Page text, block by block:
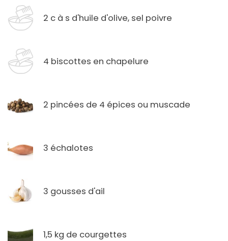
2 c à s d'huile d'olive, sel poivre
4 biscottes en chapelure
2 pincées de 4 épices ou muscade
3 échalotes
3 gousses d'ail
1,5 kg de courgettes